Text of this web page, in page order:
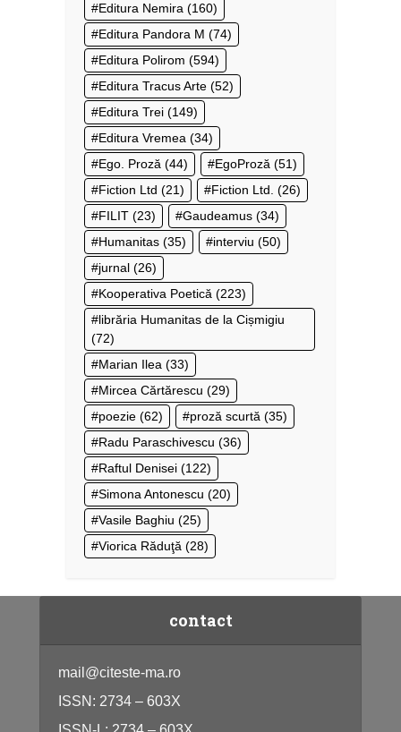
Editura Nemira (160)
Editura Pandora M (74)
Editura Polirom (594)
Editura Tracus Arte (52)
Editura Trei (149)
Editura Vremea (34)
Ego. Proză (44) EgoProză (51)
Fiction Ltd (21) Fiction Ltd. (26)
FILIT (23) Gaudeamus (34)
Humanitas (35) interviu (50)
jurnal (26)
Kooperativa Poetică (223)
librăria Humanitas de la Cișmigiu
(72)
Marian Ilea (33)
Mircea Cărtărescu (29)
poezie (62) proză scurtă (35)
Radu Paraschivescu (36)
Raftul Denisei (122)
Simona Antonescu (20)
Vasile Baghiu (25)
Viorica Răduţă (28)
contact
mail@citeste-ma.ro
ISSN: 2734 – 603X